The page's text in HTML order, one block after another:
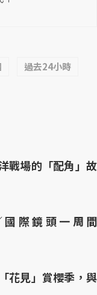
過去24小時
戰場的「配角」故
際鏡頭一周間
花見」賞櫻季，與